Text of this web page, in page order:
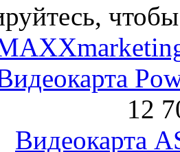
12
Видеокарта